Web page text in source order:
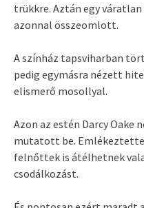
trükkre. Aztán egy
azonnal összeomlott.
A színház tapsviharban
pedig egymásra nézett
elismerő mosollyal.
Azon az estén Darcy Oake
mutatott be. Emlékeztette
felnőttek is átélhetnek
csodálkozást.